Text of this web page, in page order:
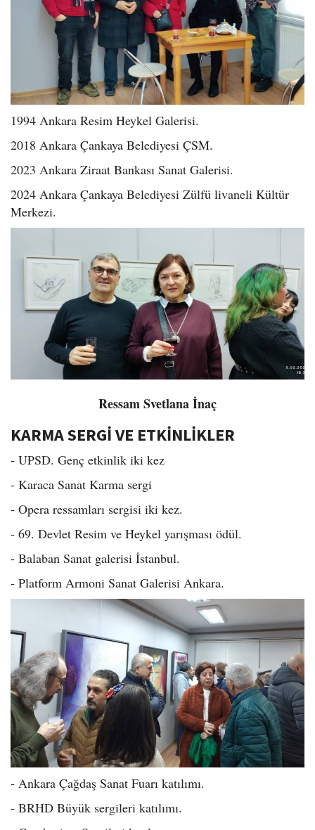
1994 Ankara Resim Heykel Galerisi.
2018 Ankara Çankaya Belediyesi ÇSM.
2023 Ankara Ziraat Bankası Sanat Galerisi.
2024 Ankara Çankaya Belediyesi Zülfü livaneli Kültür
Merkezi.
Ressam Svetlana İnaç
KARMA SERGİ VE ETKİNLİKLER
- UPSD. Genç etkinlik iki kez
- Karaca Sanat Karma sergi
- Opera ressamları sergisi iki kez.
- 69. Devlet Resim ve Heykel yarışması ödül.
- Balaban Sanat galerisi İstanbul.
- Platform Armoni Sanat Galerisi Ankara.
- Ankara Çağdaş Sanat Fuarı katılımı.
- BRHD Büyük sergileri katılımı.